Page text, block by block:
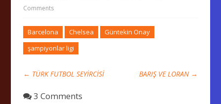
Comments
Barcelona Chelsea
Güntekin Onay
şampiyonlar ligi
← TÜRK FUTBOL SEYİRCİSİ BARIŞ VE LORAN →
3 Comments